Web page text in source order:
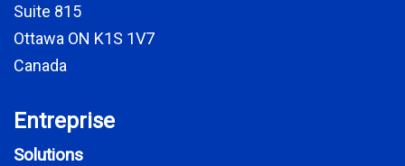
Suite 815
Ottawa ON K1S 1V7
Canada
Entreprise
Solutions